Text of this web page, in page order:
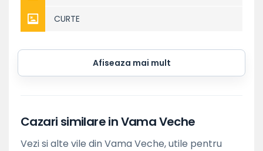
CURTE
Afiseaza mai mult
Cazari similare in Vama Veche
Vezi si alte vile din Vama Veche, utile pentru